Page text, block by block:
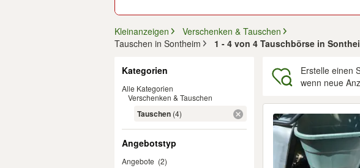
Kleinanzeigen
Verschenken & Tauschen
Tauschen in Sontheim
1 - 4 von 4 Tauschbörse in
Kategorien
Alle Kategorien
Verschenken & Tauschen
Tauschen (4)
Angebotstyp
Angebote (2)
Erstelle einen
wenn neue